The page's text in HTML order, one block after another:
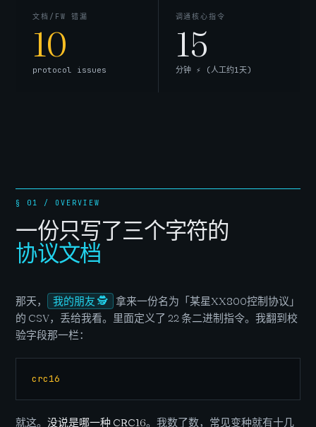
文档/FW 错漏
10
protocol issues
调通核心指令
15
分钟 ⚡ (人工约1天)
§ 01 / OVERVIEW
一份只写了三个字符的
协议文档
那天， 我的朋友 🕵️ 拿来一份名为「某星XX800控制协议」
的 CSV，丢给我看。里面定义了 22 条二进制指令。我翻到校
验字段那一栏：
crc16
就这。没说是哪一种 CRC16。我数了数，常见变种就有十几